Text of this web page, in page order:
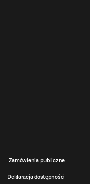
Zamówienia publiczne
Deklaracja dostępności